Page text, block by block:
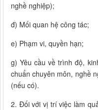
nghề nghiệp);
đ) Mối quan hệ công tác;
e) Phạm vi, quyền hạn;
g) Yêu cầu về trình độ,
chuẩn chuyên môn, nghề
(nếu có).
2. Đối với vị trí việc làm